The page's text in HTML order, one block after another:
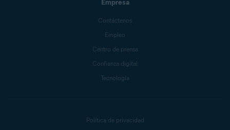
Empresa
Contáctenos
Empleo
Centro de prensa
Confianza digital
Tecnología
Política de privacidad